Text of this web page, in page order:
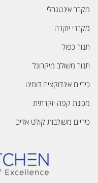
מקרר אינטגרלי
מקררי יוקרה
תנור כפול
תנור משולב מיקרוגל
כיריים אינדוקציה דומינו
מכונת קפה יוקרתית
כיריים משולבות קולט אדים